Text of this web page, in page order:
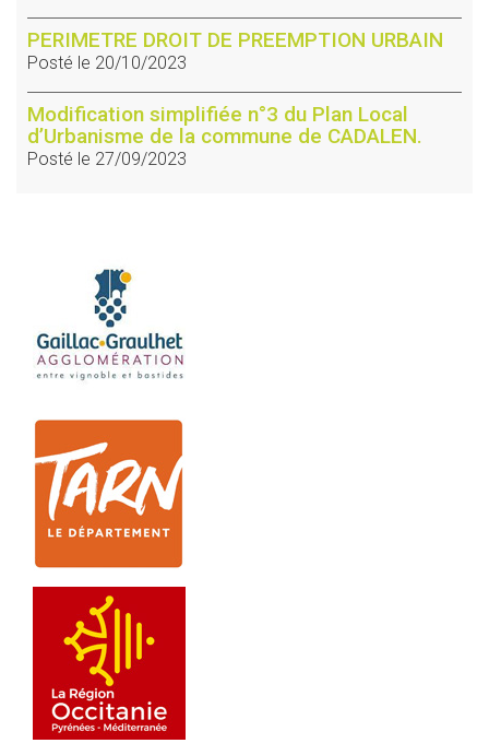
PERIMETRE DROIT DE PREEMPTION URBAIN
Posté le 20/10/2023
Modification simplifiée n°3 du Plan Local
d’Urbanisme de la commune de CADALEN.
Posté le 27/09/2023